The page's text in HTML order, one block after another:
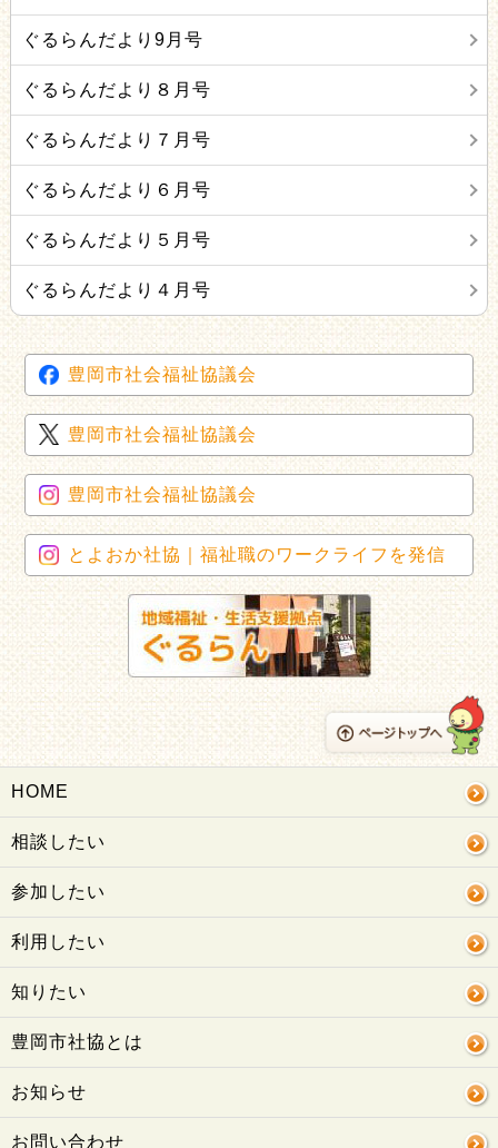
ぐるらんだより9月号
ぐるらんだより８月号
ぐるらんだより７月号
ぐるらんだより６月号
ぐるらんだより５月号
ぐるらんだより４月号
豊岡市社会福祉協議会
豊岡市社会福祉協議会
豊岡市社会福祉協議会
とよおか社協｜福祉職のワークライフを発信
HOME
相談したい
参加したい
利用したい
知りたい
豊岡市社協とは
お知らせ
お問い合わせ